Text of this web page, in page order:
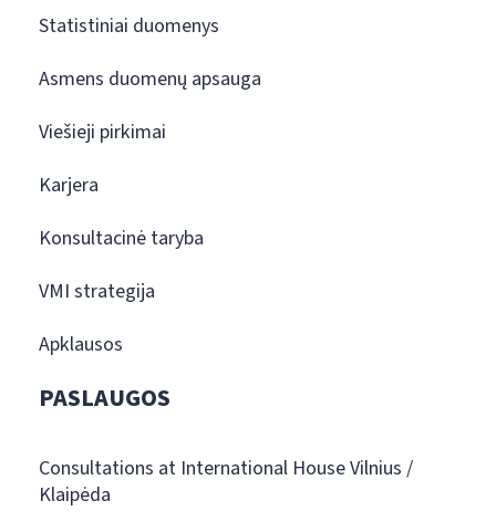
Statistiniai duomenys
Asmens duomenų apsauga
Viešieji pirkimai
Karjera
Konsultacinė taryba
VMI strategija
Apklausos
PASLAUGOS
Consultations at International House Vilnius /
Klaipėda